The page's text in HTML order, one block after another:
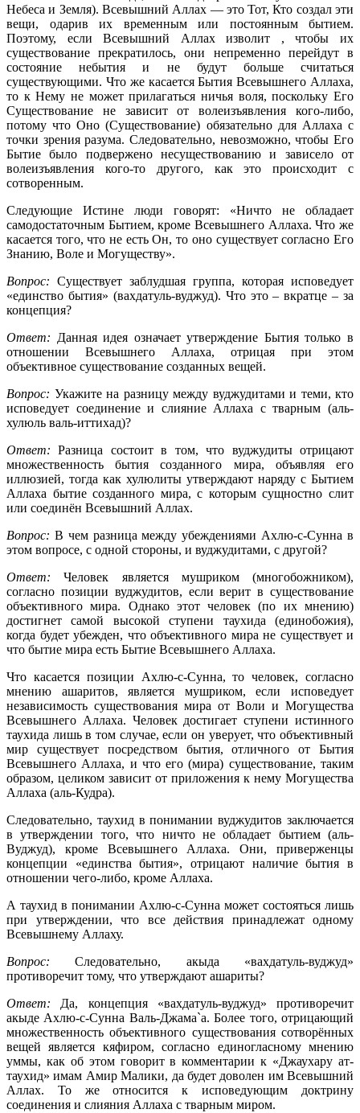
Небеса и Земля). Всевышний Аллах — это Тот, Кто создал эти
вещи, одарив их временным или постоянным бытием.
Поэтому, если Всевышний Аллах изволит , чтобы их
существование прекратилось, они непременно перейдут в
состояние небытия и не будут больше считаться
существующими. Что же касается Бытия Всевышнего Аллаха,
то к Нему не может прилагаться ничья воля, поскольку Его
Существование не зависит от волеизъявления кого-либо,
потому что Оно (Существование) обязательно для Аллаха с
точки зрения разума. Следовательно, невозможно, чтобы Его
Бытие было подвержено несуществованию и зависело от
волеизъявления кого-то другого, как это происходит с
сотворенным.
Следующие Истине люди говорят: «Ничто не обладает
самодостаточным Бытием, кроме Всевышнего Аллаха. Что же
касается того, что не есть Он, то оно существует согласно Его
Знанию, Воле и Могуществу».
Вопрос: Существует заблудшая группа, которая исповедует
«единство бытия» (вахдатуль-вуджуд). Что это – вкратце – за
концепция?
Ответ: Данная идея означает утверждение Бытия только в
отношении Всевышнего Аллаха, отрицая при этом
объективное существование созданных вещей.
Вопрос: Укажите на разницу между вуджудитами и теми, кто
исповедует соединение и слияние Аллаха с тварным (аль-
хулюль валь-иттихад)?
Ответ:Разница состоит в том, что вуджудиты отрицают
множественность бытия созданного мира, объявляя его
иллюзией, тогда как хулюлиты утверждают наряду с Бытием
Аллаха бытие созданного мира, с которым сущностно слит
или соединён Всевышний Аллах.
Вопрос: В чем разница между убеждениями Ахлю-с-Сунна в
этом вопросе, с одной стороны, и вуджудитами, с другой?
Ответ: Человек является мушриком (многобожником),
согласно позиции вуджудитов, если верит в существование
объективного мира. Однако этот человек (по их мнению)
достигнет самой высокой ступени таухида (единобожия),
когда будет убежден, что объективного мира не существует и
что бытие мира есть Бытие Всевышнего Аллаха.
Что касается позиции Ахлю-с-Сунна, то человек, согласно
мнению ашаритов, является мушриком, если исповедует
независимость существования мира от Воли и Могущества
Всевышнего Аллаха. Человек достигает ступени истинного
таухида лишь в том случае, если он уверует, что объективный
мир существует посредством бытия, отличного от Бытия
Всевышнего Аллаха, и что его (мира) существование, таким
образом, целиком зависит от приложения к нему Могущества
Аллаха (аль-Кудра).
Следовательно, таухид в понимании вуджудитов заключается
в утверждении того, что ничто не обладает бытием (аль-
Вуджуд), кроме Всевышнего Аллаха. Они, приверженцы
концепции «единства бытия», отрицают наличие бытия в
отношении чего-либо, кроме Аллаха.
А таухид в понимании Ахлю-с-Сунна может состояться лишь
при утверждении, что все действия принадлежат одному
Всевышнему Аллаху.
Вопрос: Следовательно, акыда «вахдатуль-вуджуд»
противоречит тому, что утверждают ашариты?
Ответ: Да, концепция «вахдатуль-вуджуд» противоречит
акыде Ахлю-с-Сунна Валь-Джама`а. Более того, отрицающий
множественность объективного существования сотворённых
вещей является кяфиром, согласно единогласному мнению
уммы, как об этом говорит в комментарии к «Джаухару ат-
таухид» имам Амир Малики, да будет доволен им Всевышний
Аллах. То же относится к исповедующим доктрину
соединения и слияния Аллаха с тварным миром.